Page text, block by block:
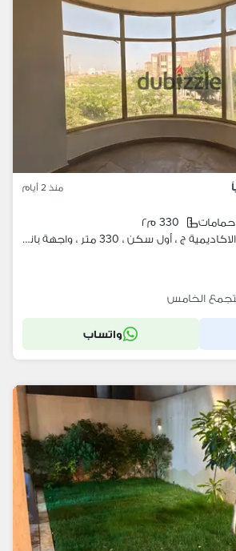
منذ 2 أيام
330 م٢
شقة ايجار في جنوب الاكاديمية ج ، أول سكن ، 330 متر ، واجهة بانورامية بحرية رائعة، غير مكشوفة أو مجروحة ، الشقة دور واحد
الخامس
واتساب